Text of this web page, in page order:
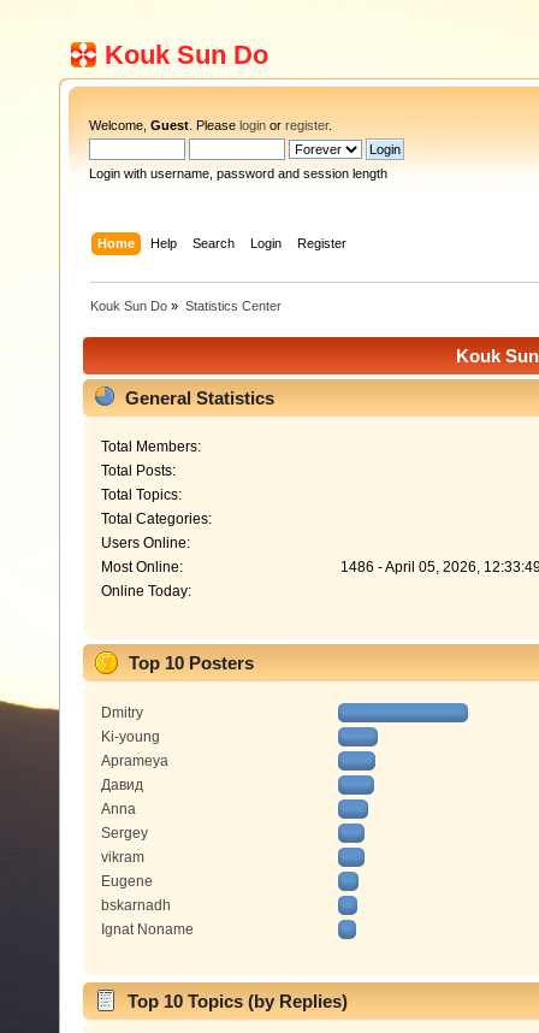
Kouk Sun Do
Welcome, Guest . Please login or register.
Login with username, password and session length
Home Help Search Login Register
Kouk Sun Do » Statistics Center
Kouk
General Statistics
Total Members:
Total Posts:
Total Topics:
Total Categories:
Users Online:
Most Online:
1486 - April 05, 2026,
Online Today:
Top 10 Posters
Dmitry
Ki-young
Aprameya
Давид
Anna
Sergey
vikram
Eugene
bskarnadh
Ignat Noname
Top 10 Topics (by Replies)